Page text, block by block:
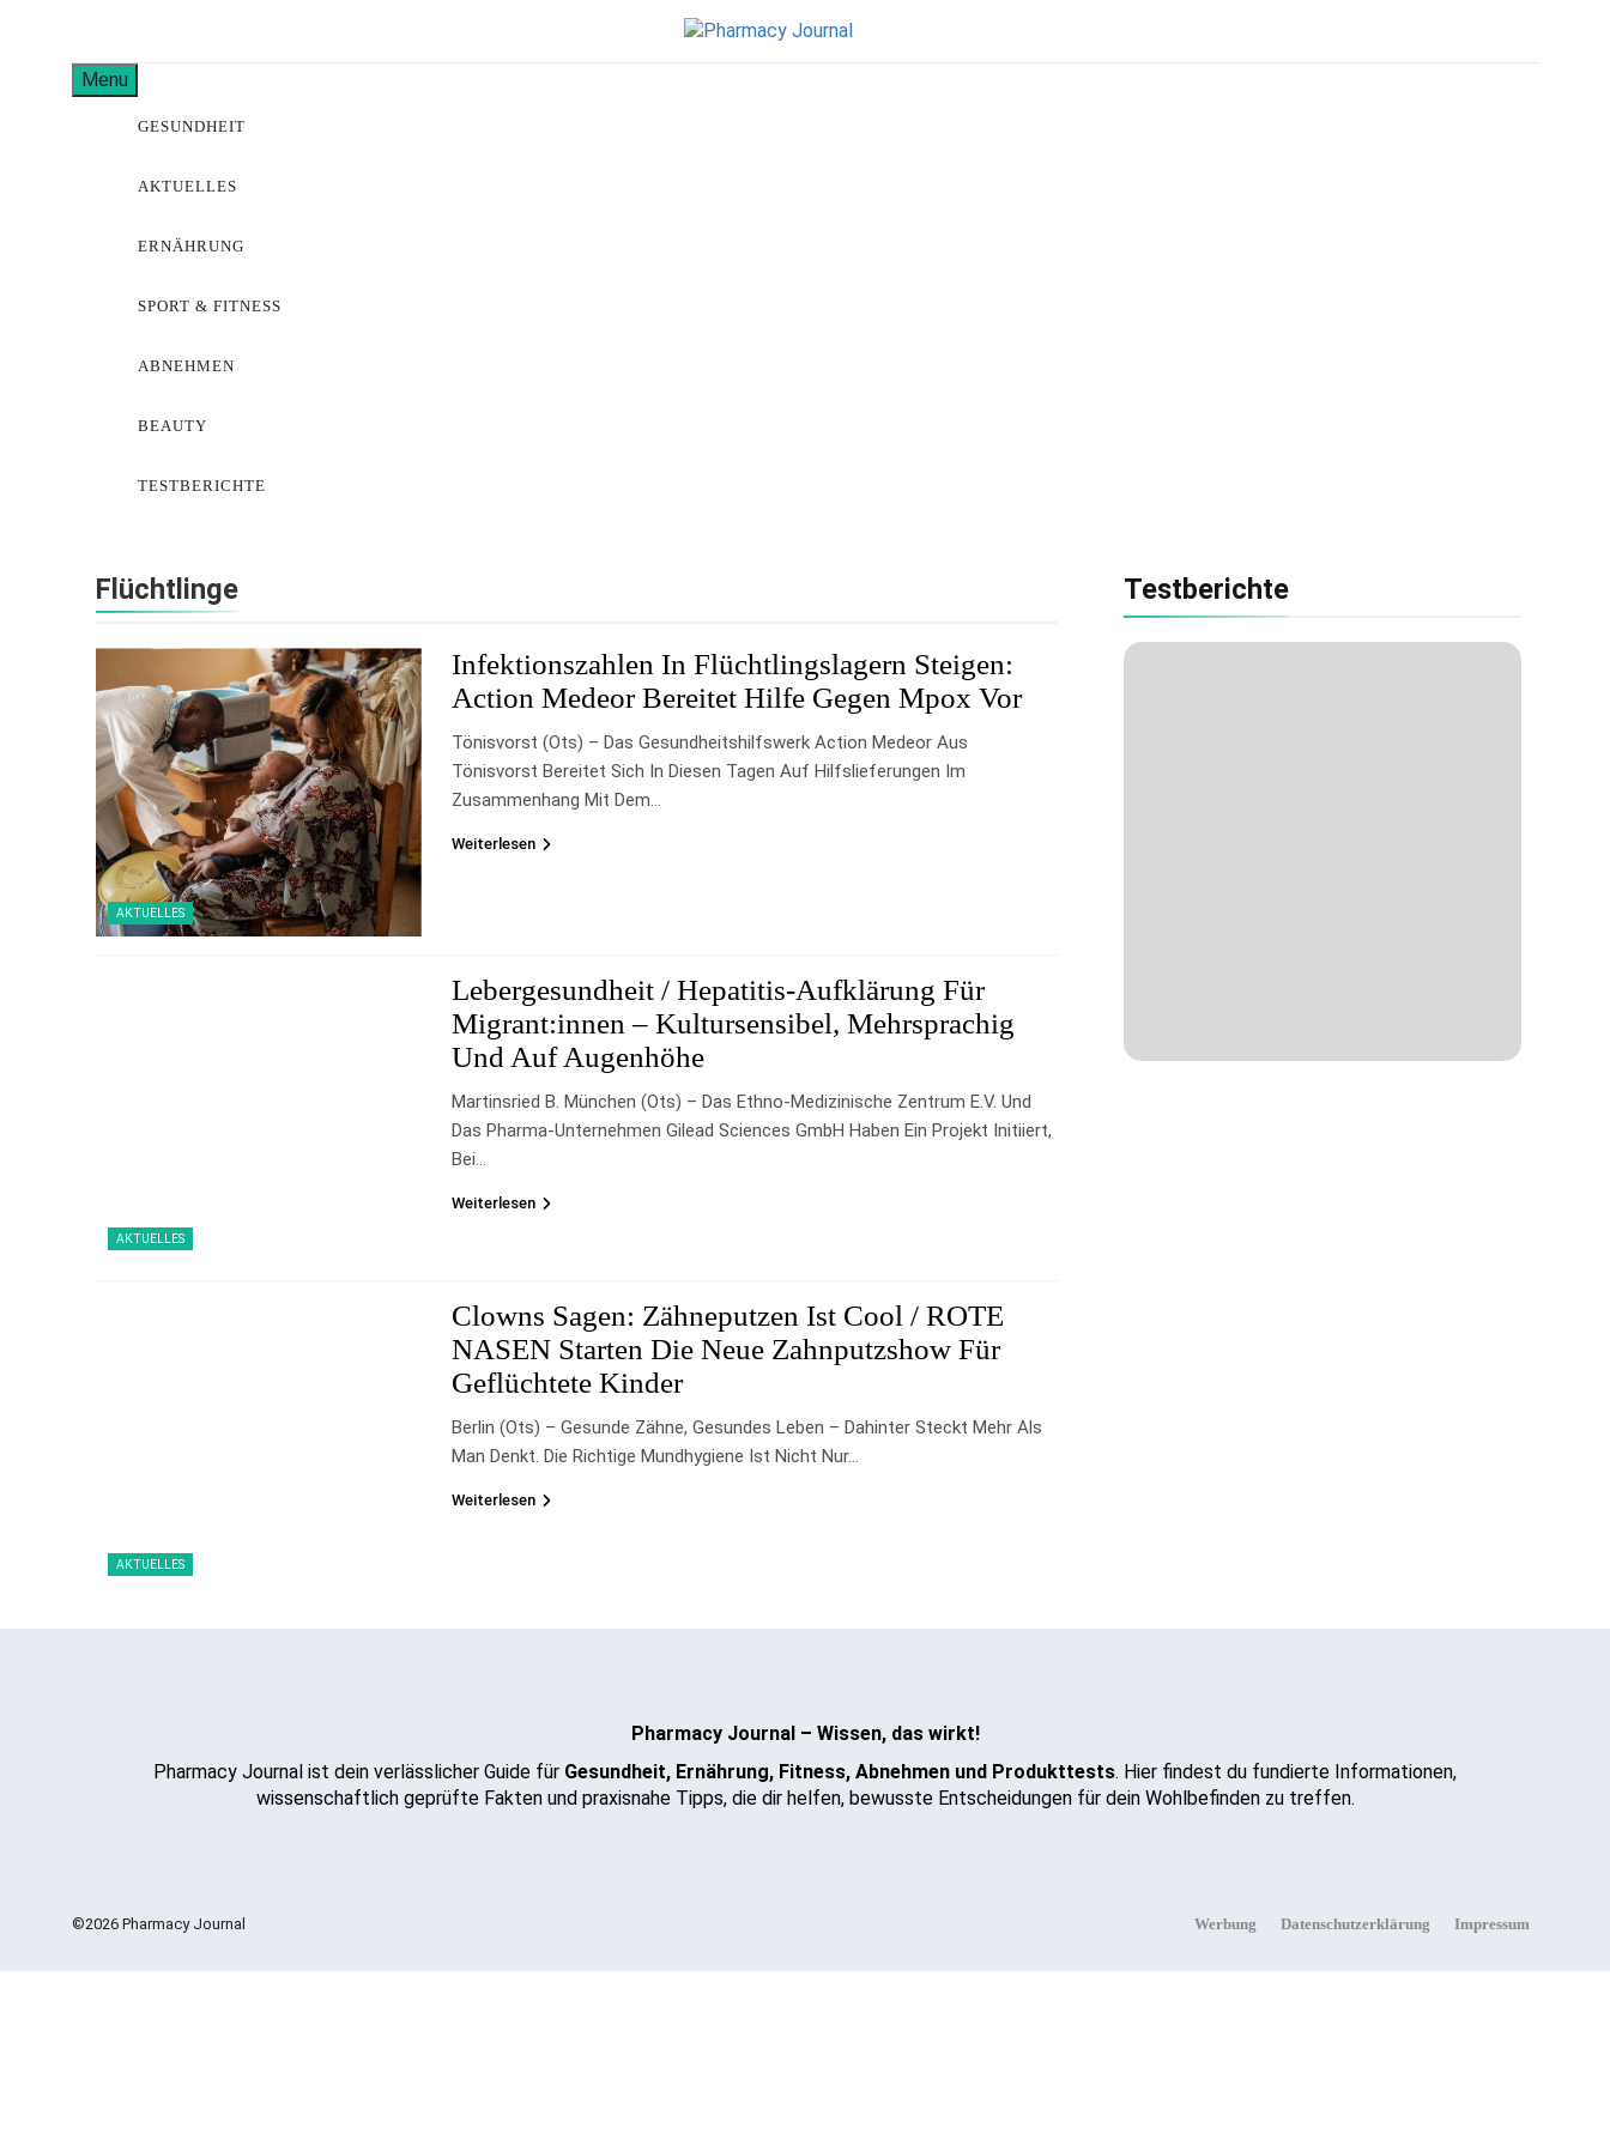
Pharmacy Journal
Menu
GESUNDHEIT
AKTUELLES
ERNÄHRUNG
SPORT & FITNESS
ABNEHMEN
BEAUTY
TESTBERICHTE
Flüchtlinge
AKTUELLES
Infektionszahlen In Flüchtlingslagern Steigen:
Action Medeor Bereitet Hilfe Gegen Mpox Vor
Tönisvorst (ots) – Das Gesundheitshilfswerk Action Medeor Aus
Tönisvorst Bereitet Sich In Diesen Tagen Auf Hilfslieferungen Im
Zusammenhang Mit Dem…
Weiterlesen
AKTUELLES
Lebergesundheit / Hepatitis-Aufklärung Für
Migrant:innen – Kultursensibel, Mehrsprachig
Und Auf Augenhöhe
Martinsried B. München (ots) – Das Ethno-Medizinische Zentrum E.V. Und
Das Pharma-Unternehmen Gilead Sciences GmbH Haben Ein Projekt Initiiert,
Bei…
Weiterlesen
AKTUELLES
Clowns Sagen: Zähneputzen Ist Cool / ROTE
NASEN Starten Die Neue Zahnputzshow Für
Geflüchtete Kinder
Berlin (ots) – Gesunde Zähne, Gesundes Leben – Dahinter Steckt Mehr Als
Man Denkt. Die Richtige Mundhygiene Ist Nicht Nur…
Weiterlesen
Testberichte
Pharmacy Journal – Wissen, das wirkt!
Pharmacy Journal ist dein verlässlicher Guide für Gesundheit, Ernährung, Fitness, Abnehmen und Produkttests. Hier findest du fundierte Informationen,
wissenschaftlich geprüfte Fakten und praxisnahe Tipps, die dir helfen, bewusste Entscheidungen für dein Wohlbefinden zu treffen.
©2026 Pharmacy Journal Werbung Datenschutzerklärung Impressum